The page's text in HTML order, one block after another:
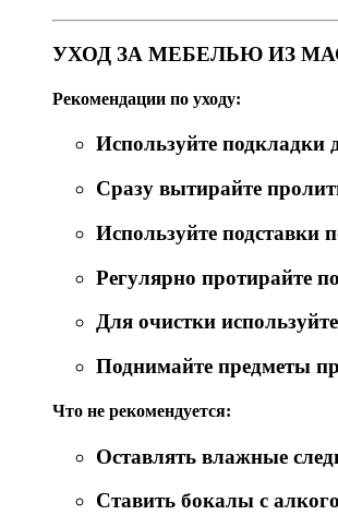
УХОД ЗА МЕБЕЛЬЮ ИЗ
Рекомендации по уходу:
Используйте
Сразу вытирайте
Используйте подставки
Регулярно протирайте
Для очистки
Поднимайте предметы
Что не рекомендуется:
Оставлять влажные
Ставить бокалы с